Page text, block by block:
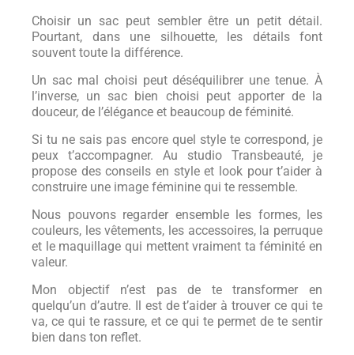
Choisir un sac peut sembler être un petit détail.
Pourtant, dans une silhouette, les détails font
souvent toute la différence.
Un sac mal choisi peut déséquilibrer une tenue. À
l’inverse, un sac bien choisi peut apporter de la
douceur, de l’élégance et beaucoup de féminité.
Si tu ne sais pas encore quel style te correspond, je
peux t’accompagner. Au studio Transbeauté, je
propose des conseils en style et look pour t’aider à
construire une image féminine qui te ressemble.
Nous pouvons regarder ensemble les formes, les
couleurs, les vêtements, les accessoires, la perruque
et le maquillage qui mettent vraiment ta féminité en
valeur.
Mon objectif n’est pas de te transformer en
quelqu’un d’autre. Il est de t’aider à trouver ce qui te
va, ce qui te rassure, et ce qui te permet de te sentir
bien dans ton reflet.